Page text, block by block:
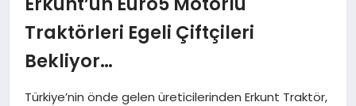
EĞITIM
Traktörleri Egeli Çiftçileri
Bekliyor…
Türkiye’nin önde gelen üreticilerinden Erkunt Traktör,